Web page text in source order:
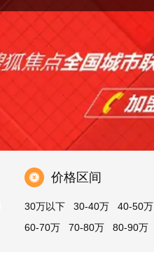
价格区间
30万以下 30-40万 40-50万
60-70万
70-80万 80-90万